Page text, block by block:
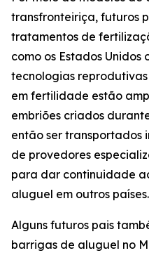
transfronteiriça, futuros
tratamentos de
como os Estados Unidos
tecnologias
em fertilidade estão
embriões criados
então ser transportados
de provedores
para dar continuidade
aluguel em outros países.
Alguns futuros pais
barrigas de aluguel no